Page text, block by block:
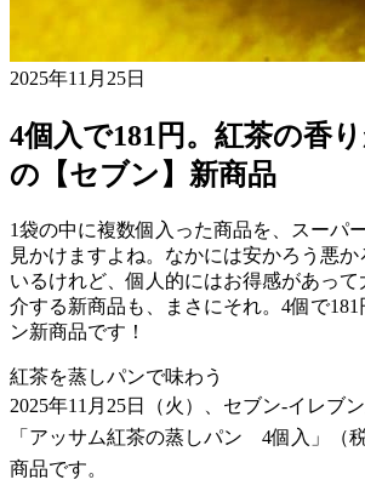
2025年11月25日
4個入で181円。紅茶の香
の【セブン】新商品
1袋の中に複数個入った商品を、スーパ
見かけますよね。なかには安かろう悪
いるけれど、個人的にはお得感があっ
介する新商品も、まさにそれ。4個で
ン新商品です！
紅茶を蒸しパンで味わう
2025年11 月 25日（火）、セブン-イレブ
「アッサム紅茶の蒸しパン 4個入」（
商品です。